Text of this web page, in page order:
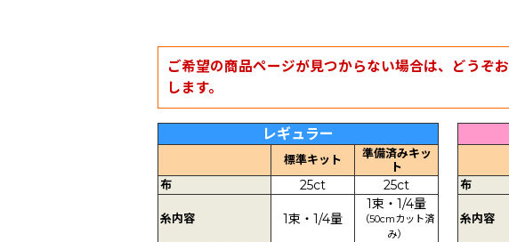
ご希望の商品ページが見つからない場合は、どうぞ
します。
レギュラー
標準キット
準備済みキッ
ト
布
25ct 25ct
糸内容 1束・1/4量
1束・1/4量
（50cmカット済
み）
布
糸内容